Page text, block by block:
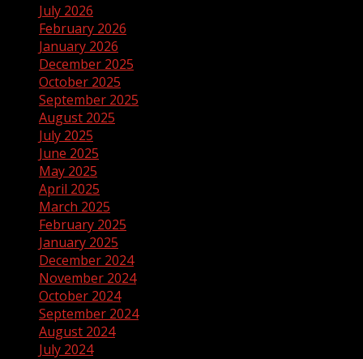
July 2026
February 2026
January 2026
December 2025
October 2025
September 2025
August 2025
July 2025
June 2025
May 2025
April 2025
March 2025
February 2025
January 2025
December 2024
November 2024
October 2024
September 2024
August 2024
July 2024